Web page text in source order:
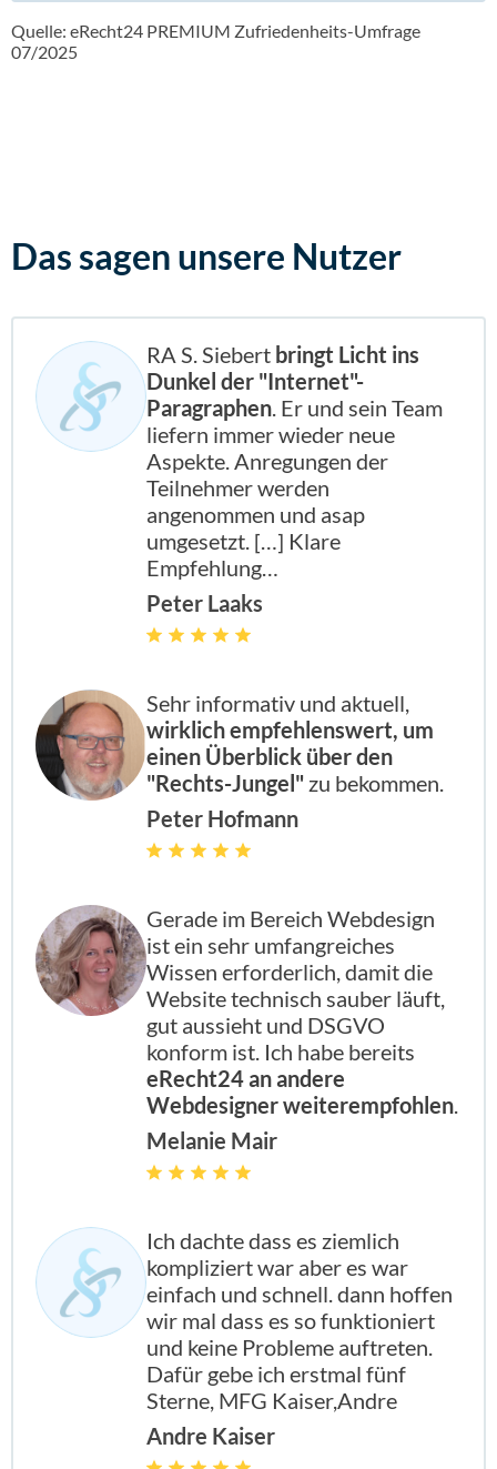
Quelle: eRecht24 PREMIUM Zufriedenheits-Umfrage
07/2025
Das sagen unsere Nutzer
RA S. Siebert bringt Licht ins
Dunkel der "Internet"-
Paragraphen. Er und sein Team
liefern immer wieder neue
Aspekte. Anregungen der
Teilnehmer werden
angenommen und asap
umgesetzt. […] Klare
Empfehlung…
Peter Laaks
Sehr informativ und aktuell,
wirklich empfehlenswert, um
einen Überblick über den
"Rechts-Jungel" zu bekommen.
Peter Hofmann
Gerade im Bereich Webdesign
ist ein sehr umfangreiches
Wissen erforderlich, damit die
Website technisch sauber läuft,
gut aussieht und DSGVO
konform ist. Ich habe bereits
eRecht24 an andere
Webdesigner weiterempfohlen.
Melanie Mair
Ich dachte dass es ziemlich
kompliziert war aber es war
einfach und schnell. dann hoffen
wir mal dass es so funktioniert
und keine Probleme auftreten.
Dafür gebe ich erstmal fünf
Sterne, MFG Kaiser,Andre
Andre Kaiser